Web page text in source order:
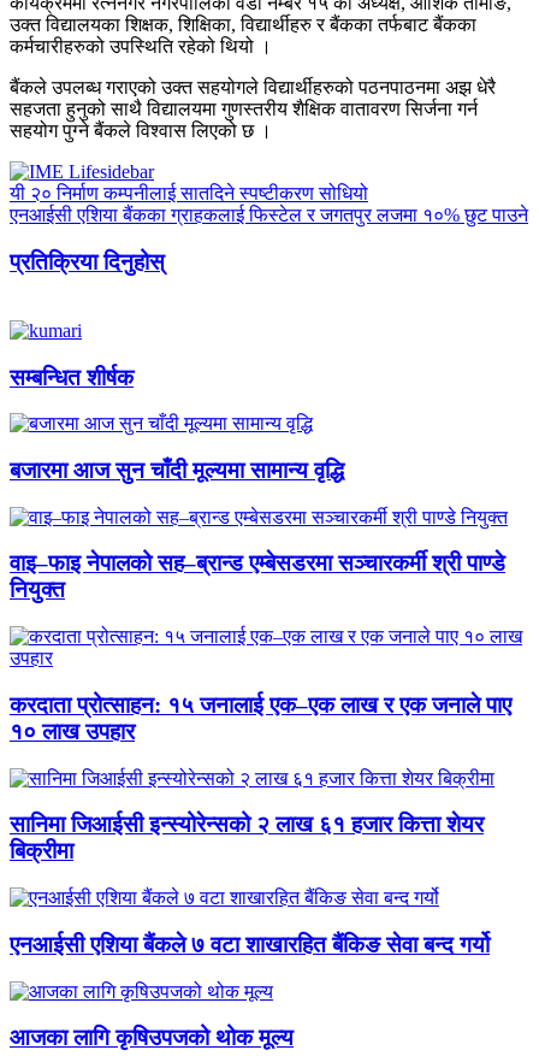
उक्त विद्यालयका शिक्षक, शिक्षिका, विद्यार्थीहरु र बैंकका तर्फबाट बैंकका
कर्मचारीहरुको उपस्थिति रहेको थियो ।
बैंकले उपलब्ध गराएको उक्त सहयोगले विद्यार्थीहरुको पठनपाठनमा अझ धेरै
सहजता हुनुको साथै विद्यालयमा गुणस्तरीय शैक्षिक वातावरण सिर्जना गर्न
सहयोग पुग्ने बैंकले विश्वास लिएको छ ।
यी २० निर्माण कम्पनीलाई सातदिने स्पष्टीकरण सोधियो
एनआईसी एशिया बैंकका ग्राहकलाई फिस्टेल र जगतपुर लजमा १०% छुट पाउने
प्रतिक्रिया दिनुहोस्
सम्बन्धित शीर्षक
बजारमा आज सुन चाँदी मूल्यमा सामान्य वृद्धि
वाइ–फाइ नेपालको सह–ब्रान्ड एम्बेसडरमा सञ्चारकर्मी श्री पाण्डे
नियुक्त
करदाता प्रोत्साहन: १५ जनालाई एक–एक लाख र एक जनाले पाए
१० लाख उपहार
सानिमा जिआईसी इन्स्योरेन्सको २ लाख ६१ हजार कित्ता शेयर
बिक्रीमा
एनआईसी एशिया बैंकले ७ वटा शाखारहित बैंकिङ सेवा बन्द गर्यो
आजका लागि कृषिउपजको थोक मूल्य